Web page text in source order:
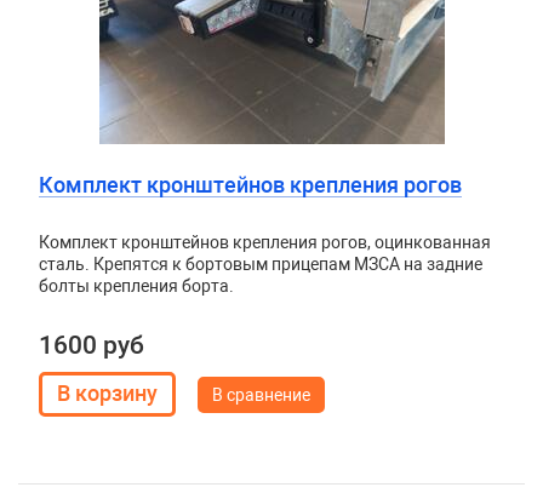
Комплект кронштейнов крепления рогов
Комплект кронштейнов крепления рогов, оцинкованная
сталь. Крепятся к бортовым прицепам МЗСА на задние
болты крепления борта.
1600 руб
В сравнение